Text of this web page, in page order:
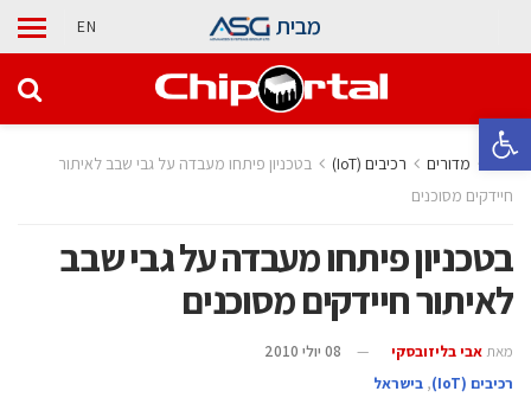
פתח סרגל נגישות
מבית EN
בית מדורים ‫רכיבים‬ (IoT)
בטכניון פיתחו מעבדה על גבי שבב לאיתור
חיידקים מסוכנים
בטכניון פיתחו מעבדה על גבי שבב
לאיתור חיידקים מסוכנים
מאת אבי בליזובסקי
08 יולי 2010
‫רכיבים‬ (IoT)
, בישראל